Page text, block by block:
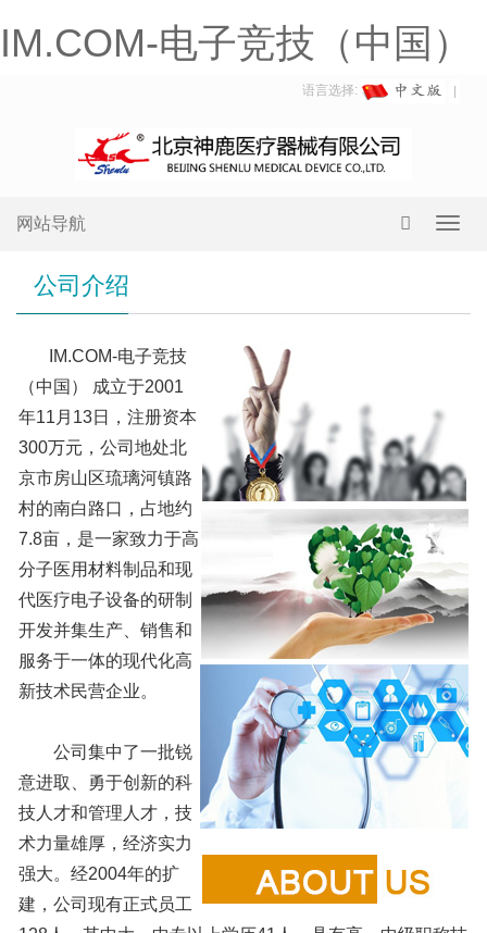
IM.COM-电子竞技（中国）
语言选择:
网站导航
公司介绍
IM.COM-电子竞技
（中国） 成立于2001
年11月13日，注册资本
300万元，公司地处北
京市房山区琉璃河镇路
村的南白路口，占地约
7.8亩，是一家致力于高
分子医用材料制品和现
代医疗电子设备的研制
开发并集生产、销售和
服务于一体的现代化高
新技术民营企业。
公司集中了一批锐
意进取、勇于创新的科
技人才和管理人才，技
术力量雄厚，经济实力
强大。经2004年的扩
建，公司现有正式员工